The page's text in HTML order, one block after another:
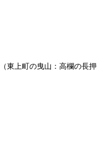
（東上町の曳山：高欄の長